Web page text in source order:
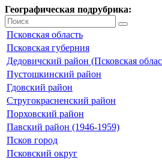
Географическая подрубрика:
Псковская область
Псковская губерния
Дедовичский район (Псковская
Пустошкинский район
Гдовский район
Стругокрасненский район
Порховский район
Павский район (1946-1959)
Псков город
Псковский округ